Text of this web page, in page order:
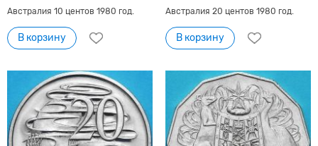
Австралия 10 центов 1980 год.
В корзину
Австралия 20 центов 1980 год.
В корзину